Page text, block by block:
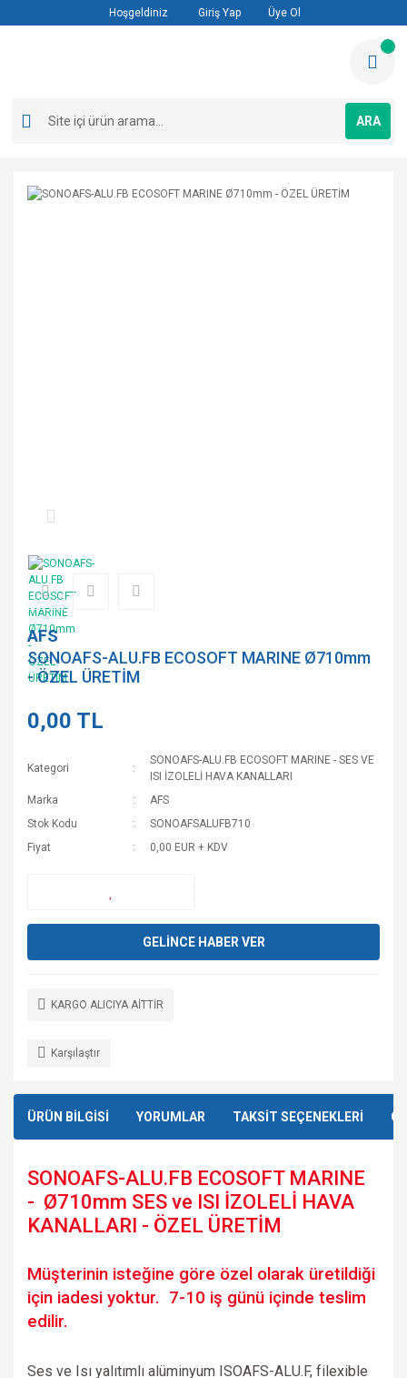
Hoşgeldiniz Giriş Yap Üye Ol
ARA
AFS
SONOAFS-ALU.FB ECOSOFT MARINE Ø710mm
- ÖZEL ÜRETİM
0,00 TL
Kategori
SONOAFS-ALU.FB ECOSOFT MARINE - SES VE
ISI İZOLELİ HAVA KANALLARI
Marka
AFS
Stok Kodu
SONOAFSALUFB710
Fiyat
0,00 EUR + KDV
GELİNCE HABER VER
KARGO ALICIYA AİTTİR
Karşılaştır
ÜRÜN BİLGİSİ YORUMLAR TAKSİT SEÇENEKLERİ
SONOAFS-ALU.FB ECOSOFT MARINE
- Ø710mm SES ve ISI İZOLELİ HAVA
KANALLARI - ÖZEL ÜRETİM
Müşterinin isteğine göre özel olarak üretildiği
için iadesi yoktur. 7-10 iş günü içinde teslim
edilir.
Ses ve Isı yalıtımlı alüminyum ISOAFS-ALU.F, filexible